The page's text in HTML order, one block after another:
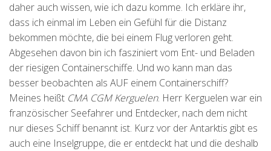
daher auch wissen, wie ich dazu komme. Ich erkläre ihr,
dass ich einmal im Leben ein Gefühl für die Distanz
bekommen möchte, die bei einem Flug verloren geht.
Abgesehen davon bin ich fasziniert vom Ent- und Beladen
der riesigen Containerschiffe. Und wo kann man das
besser beobachten als AUF einem Containerschiff?
Meines heißt CMA CGM Kerguelen. Herr Kerguelen war ein
französischer Seefahrer und Entdecker, nach dem nicht
nur dieses Schiff benannt ist. Kurz vor der Antarktis gibt es
auch eine Inselgruppe, die er entdeckt hat und die deshalb